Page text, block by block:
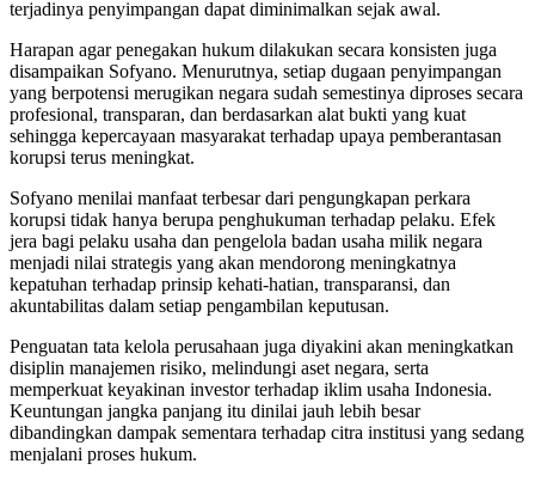
terjadinya penyimpangan dapat diminimalkan sejak awal.
Harapan agar penegakan hukum dilakukan secara konsisten juga
disampaikan Sofyano. Menurutnya, setiap dugaan penyimpangan
yang berpotensi merugikan negara sudah semestinya diproses secara
profesional, transparan, dan berdasarkan alat bukti yang kuat
sehingga kepercayaan masyarakat terhadap upaya pemberantasan
korupsi terus meningkat.
Sofyano menilai manfaat terbesar dari pengungkapan perkara
korupsi tidak hanya berupa penghukuman terhadap pelaku. Efek
jera bagi pelaku usaha dan pengelola badan usaha milik negara
menjadi nilai strategis yang akan mendorong meningkatnya
kepatuhan terhadap prinsip kehati-hatian, transparansi, dan
akuntabilitas dalam setiap pengambilan keputusan.
Penguatan tata kelola perusahaan juga diyakini akan meningkatkan
disiplin manajemen risiko, melindungi aset negara, serta
memperkuat keyakinan investor terhadap iklim usaha Indonesia.
Keuntungan jangka panjang itu dinilai jauh lebih besar
dibandingkan dampak sementara terhadap citra institusi yang sedang
menjalani proses hukum.